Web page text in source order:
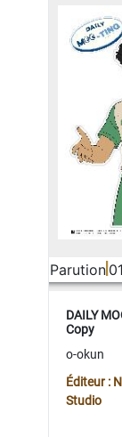
Parution
DAILY
Copy
o-okun
Éditeur :
Studio